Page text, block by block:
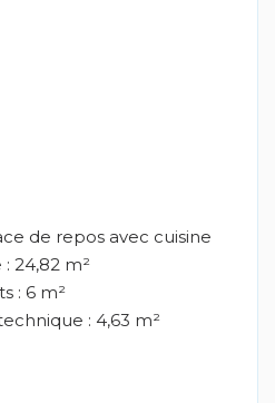
de repos avec cuisine
24,82 m²
: 6 m²
: 4,63 m²